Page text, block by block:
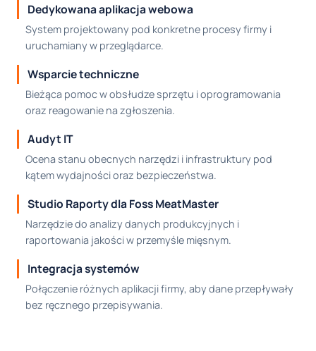
Dedykowana aplikacja webowa
System projektowany pod konkretne procesy firmy i
uruchamiany w przeglądarce.
Wsparcie techniczne
Bieżąca pomoc w obsłudze sprzętu i oprogramowania
oraz reagowanie na zgłoszenia.
Audyt IT
Ocena stanu obecnych narzędzi i infrastruktury pod
kątem wydajności oraz bezpieczeństwa.
Studio Raporty dla Foss MeatMaster
Narzędzie do analizy danych produkcyjnych i
raportowania jakości w przemyśle mięsnym.
Integracja systemów
Połączenie różnych aplikacji firmy, aby dane przepływały
bez ręcznego przepisywania.